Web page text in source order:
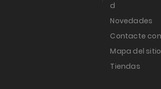
d
Novedades
Contacte
Mapa del sitio
Tiendas